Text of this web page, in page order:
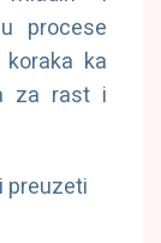
procese
ka
za rast i
preuzeti